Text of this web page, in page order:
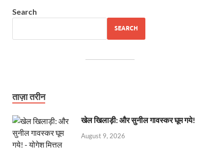
Search
SEARCH
ताज़ा तरीन
खेल खिलाड़ी: और सुनील गावस्कर घूम गये!
August 9, 2026